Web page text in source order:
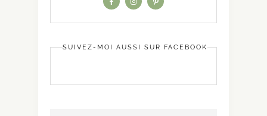
SUIVEZ-MOI AUSSI SUR FACEBOOK